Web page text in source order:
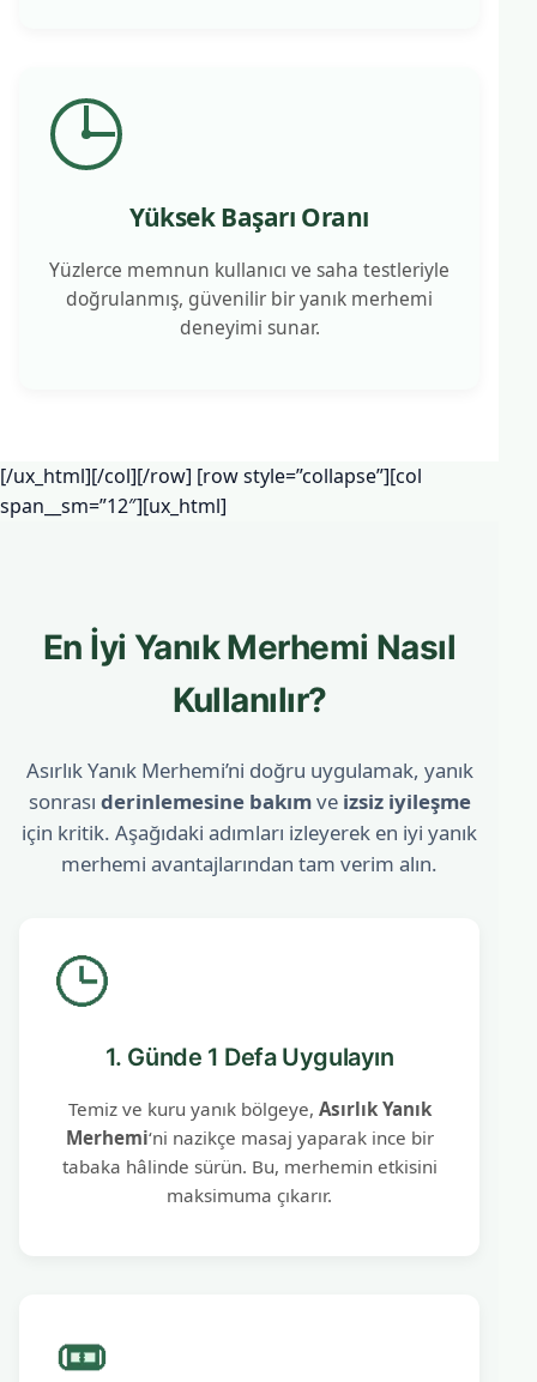
Yüksek Başarı Oranı
Yüzlerce memnun kullanıcı ve saha testleriyle
doğrulanmış, güvenilir bir yanık merhemi
deneyimi sunar.
[/ux_html][/col][/row] [row style=”collapse”][col
span__sm=”12″][ux_html]
En İyi Yanık Merhemi Nasıl
Kullanılır?
Asırlık Yanık Merhemi’ni doğru uygulamak, yanık
sonrası derinlemesine bakımve izsiz iyileşme
için kritik. Aşağıdaki adımları izleyerek en iyi yanık
merhemi avantajlarından tam verim alın.
1. Günde 1 Defa Uygulayın
Temiz ve kuru yanık bölgeye, Asırlık Yanık
Merhemi‘ni nazikçe masaj yaparak ince bir
tabaka hâlinde sürün. Bu, merhemin etkisini
maksimuma çıkarır.